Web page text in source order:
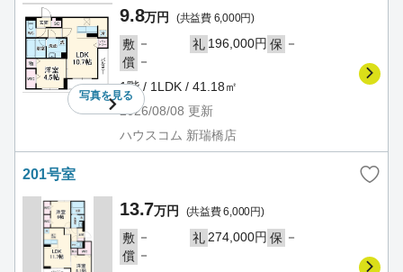
写真を見る
9.8万円 (共益費 6,000円)
敷 － 礼 196,000円 保 －
償 －
1階 / 1LDK / 41.18㎡
2026/08/08 更新
ハウスコム 新瑞橋店
201号室
13.7万円 (共益費 6,000円)
敷 － 礼274,000円 保 －
償 －